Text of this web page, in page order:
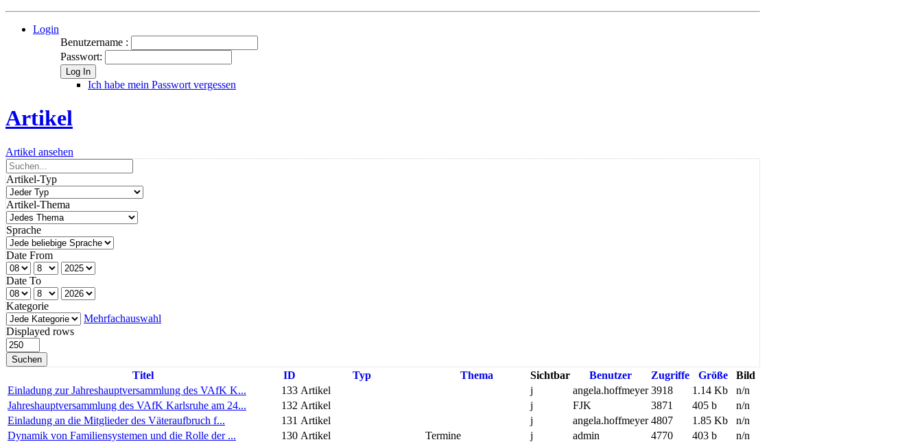
Login
Benutzername :
Passwort:
Log In
Ich habe mein Passwort vergessen
Artikel
Artikel ansehen
Artikel-Typ
Artikel-Thema
Sprache
Date From
Date To
Kategorie
Mehrfachauswahl
Displayed rows
Suchen
Titel ID Typ Thema Sichtbar Benutzer Zugriffe Größe
Bild
Einladung zur Jahreshauptversammlung des VAfK K...
133 Artikel j angela.hoffmeyer 3918 1.14 Kb
n/n
Jahreshauptversammlung des VAfK Karlsruhe am 24...
132 Artikel j FJK 3871 405 b
n/n
Einladung an die Mitglieder des Väteraufbruch f...
131 Artikel j angela.hoffmeyer 4807 1.85 Kb
n/n
Dynamik von Familiensystemen und die Rolle der ...
130 Artikel Termine j admin 4770 403 b
n/n